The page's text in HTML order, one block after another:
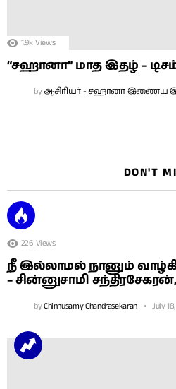
1.9k Views
“சஹானா” மாத இதழ் –
byஆசிரியர் - சஹானா இணைய
DON'T
226 Views
நீ இல்லாமல் நானும்
– சின்னுசாமி
byChinnusamy Chandrasekaran July